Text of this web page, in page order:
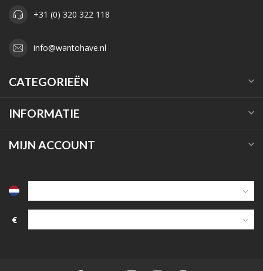
+31 (0) 320 322 118
info@wantohave.nl
CATEGORIEËN
INFORMATIE
MIJN ACCOUNT
€